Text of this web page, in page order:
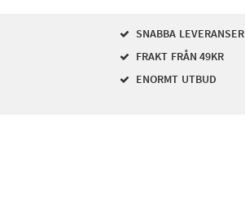
SNABBA LEVERANSER
FRAKT FRÅN 49KR
ENORMT UTBUD